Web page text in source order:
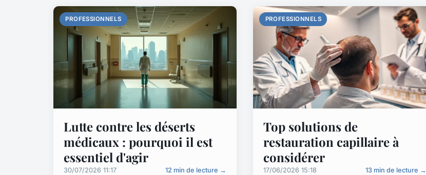
PROFESSIONNELS
Lutte contre les déserts
médicaux : pourquoi il est
essentiel d'agir
30/07/2026 11:17 12 min de lecture →
PROFESSIONNELS
Top solutions de
restauration capillaire à
considérer
17/06/2026 15:18 13 min de lecture →